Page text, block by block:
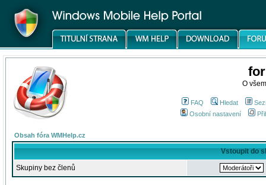
O
FAQ Hledat
Osobní nastavení
Obsah fóra WMHelp.cz
Vstoupit do
Skupiny bez členů